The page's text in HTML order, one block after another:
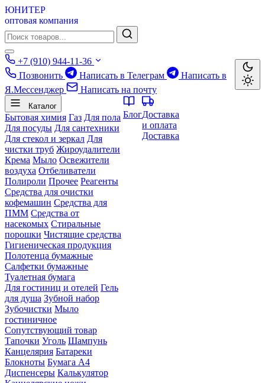
ЮНИТЕР
оптовая компания
+7 (910) 944-11-36
Позвонить
Написать в Телеграм
Написать в
Я.Мессенджер
Написать на почту
Каталог
Бытовая химия Газ Для пола
Для посуды Для сантехники
Для стекол и зеркал Для
чистки труб Жироудалители
Крема Мыло Освежители
воздуха Отбеливатели
Полироли Прочее Реагенты
Средства для очистки
кофемашин Средства для
ПММ Средства от
насекомых Стиральные
порошки Чистящие средства
Гигиеническая продукция
Полотенца бумажные
Салфетки бумажные
Туалетная бумага
Для гостиниц и отелей Гель
для душа Зубной набор
Зубочистки Мыло
гостиничное
Сопутствующий товар
Тапочки Уголь Шампунь
Канцелярия Батареки
Блокноты Бумага А4
Диспенсеры Калькулятор
БлогДоставка
и оплата
Доставка